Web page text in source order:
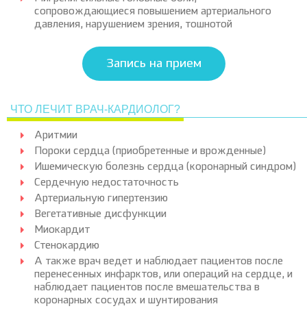
сопровождающиеся повышением артериального
давления, нарушением зрения, тошнотой
Запись на прием
ЧТО ЛЕЧИТ ВРАЧ-КАРДИОЛОГ?
Аритмии
Пороки сердца (приобретенные и врожденные)
Ишемическую болезнь сердца (коронарный синдром)
Сердечную недостаточность
Артериальную гипертензию
Вегетативные дисфункции
Миокардит
Стенокардию
А также врач ведет и наблюдает пациентов после
перенесенных инфарктов, или операций на сердце, и
наблюдает пациентов после вмешательства в
коронарных сосудах и шунтирования